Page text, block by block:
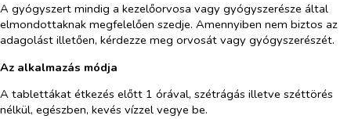
A gyógyszert mindig a kezelőorvosa vagy gyógyszerésze által
elmondottaknak megfelelően szedje. Amennyiben nem biztos az
adagolást illetően, kérdezze meg orvosát vagy gyógyszerészét.
Az alkalmazás módja
A tablettákat étkezés előtt 1 órával, szétrágás illetve széttörés
nélkül, egészben, kevés vízzel vegye be.